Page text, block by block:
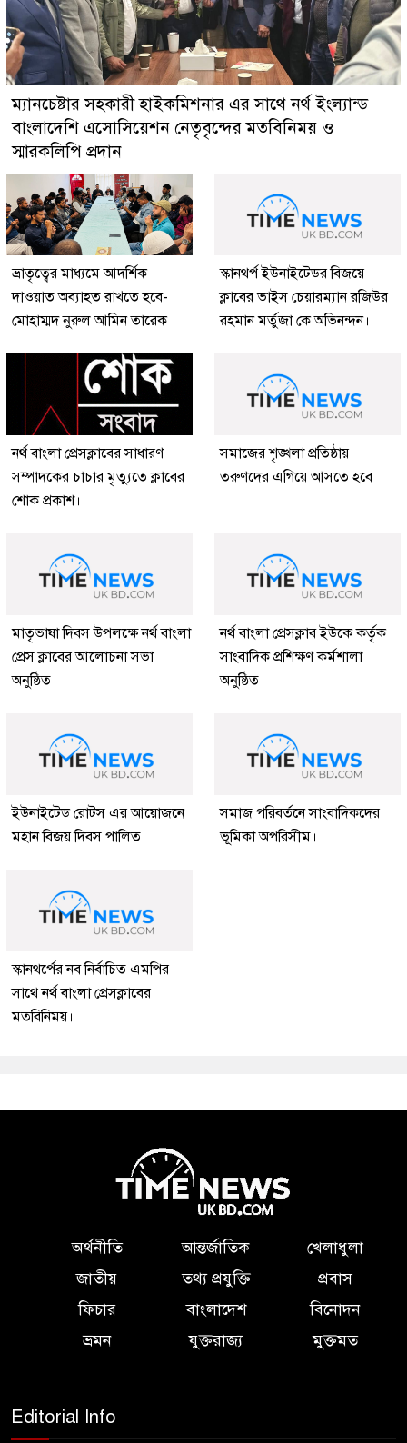
ম্যানচেষ্টার সহকারী হাইকমিশনার এর সাথে নর্থ ইংল্যান্ড
বাংলাদেশি এসোসিয়েশন নেতৃবৃন্দের মতবিনিময় ও
স্মারকলিপি প্রদান
ভ্রাতৃত্বের মাধ্যমে আদর্শিক
দাওয়াত অব্যাহত রাখতে হবে-
মোহাম্মদ নুরুল আমিন তারেক
স্কানথর্প ইউনাইটেডর বিজয়ে
ক্লাবের ভাইস চেয়ারম্যান রজিউর
রহমান মর্তুজা কে অভিনন্দন।
নর্থ বাংলা প্রেসক্লাবের সাধারণ
সম্পাদকের চাচার মৃত্যুতে ক্লাবের
শোক প্রকাশ।
সমাজের শৃঙ্খলা প্রতিষ্ঠায়
তরুণদের এগিয়ে আসতে হবে
মাতৃভাষা দিবস উপলক্ষে নর্থ বাংলা
প্রেস ক্লাবের আলোচনা সভা
অনুষ্ঠিত
নর্থ বাংলা প্রেসক্লাব ইউকে কর্তৃক
সাংবাদিক প্রশিক্ষণ কর্মশালা
অনুষ্ঠিত।
ইউনাইটেড রোটস এর আয়োজনে
মহান বিজয় দিবস পালিত
সমাজ পরিবর্তনে সাংবাদিকদের
ভূমিকা অপরিসীম।
স্কানথর্পের নব নির্বাচিত এমপির
সাথে নর্থ বাংলা প্রেসক্লাবের
মতবিনিময়।
অর্থনীতি আন্তর্জাতিক
খেলাধুলা
জাতীয়
তথ্য প্রযুক্তি
প্রবাস
ফিচার
বাংলাদেশ
বিনোদন
ভ্রমন
যুক্তরাজ্য মুক্তমত
Editorial Info